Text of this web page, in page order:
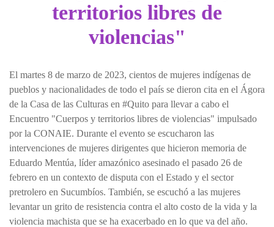
territorios libres de
violencias"
El martes 8 de marzo de 2023, cientos de mujeres indígenas de
pueblos y nacionalidades de todo el país se dieron cita en el Ágora
de la Casa de las Culturas en #Quito para llevar a cabo el
Encuentro "Cuerpos y territorios libres de violencias" impulsado
por la CONAIE. Durante el evento se escucharon las
intervenciones de mujeres dirigentes que hicieron memoria de
Eduardo Mentúa, líder amazónico asesinado el pasado 26 de
febrero en un contexto de disputa con el Estado y el sector
pretrolero en Sucumbíos. También, se escuchó a las mujeres
levantar un grito de resistencia contra el alto costo de la vida y la
violencia machista que se ha exacerbado en lo que va del año.